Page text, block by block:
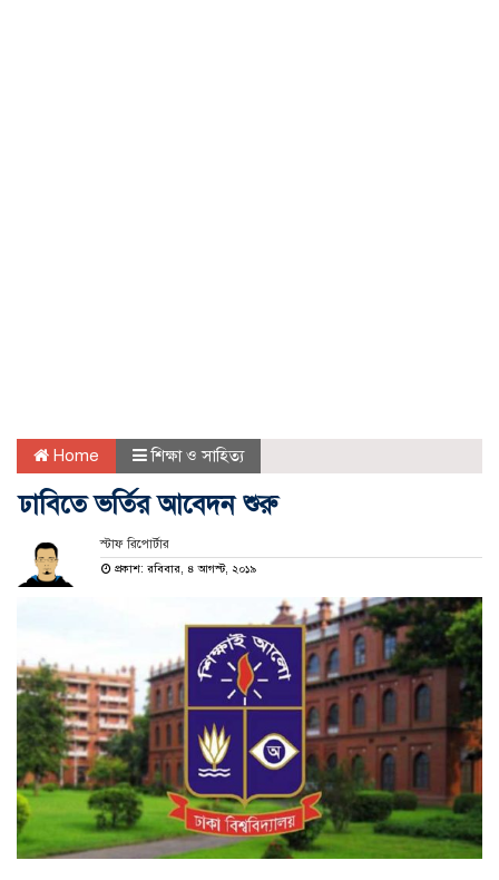
Home শিক্ষা ও সাহিত্য
ঢাবিতে ভর্তির আবেদন শুরু
স্টাফ রিপোর্টার
প্রকাশ: রবিবার, ৪ আগস্ট, ২০১৯